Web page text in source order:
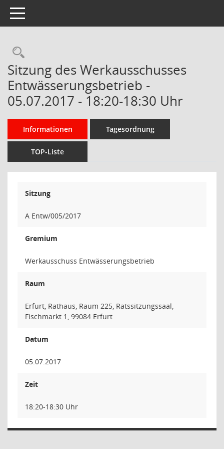
Toggle navigation
Rechercheauswahl
Sitzung des Werkausschusses
Entwässerungsbetrieb -
05.07.2017 - 18:20-18:30 Uhr
Informationen Tagesordnung
TOP-Liste
Sitzung
A Entw/005/2017
Gremium
Werkausschuss Entwässerungsbetrieb
Raum
Erfurt, Rathaus, Raum 225, Ratssitzungssaal,
Fischmarkt 1, 99084 Erfurt
Datum
05.07.2017
Zeit
18:20-18:30 Uhr